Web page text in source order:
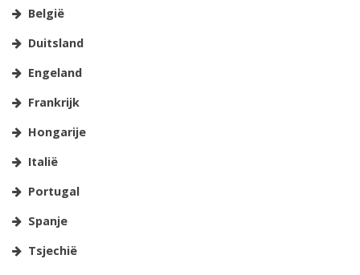
België
Duitsland
Engeland
Frankrijk
Hongarije
Italië
Portugal
Spanje
Tsjechië